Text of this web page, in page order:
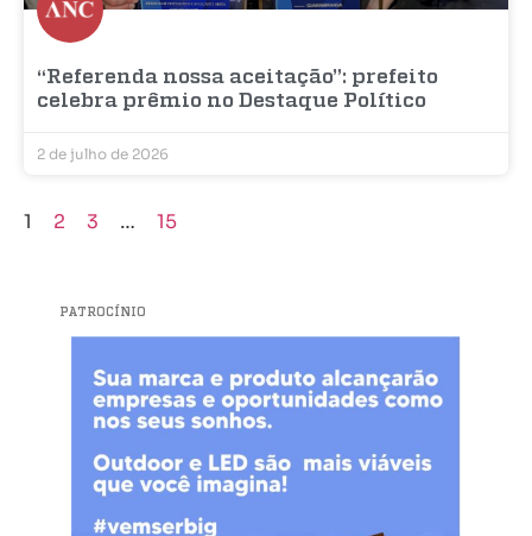
“Referenda nossa aceitação”: prefeito
celebra prêmio no Destaque Político
2 de julho de 2026
1 2 3 … 15
PATROCÍNIO